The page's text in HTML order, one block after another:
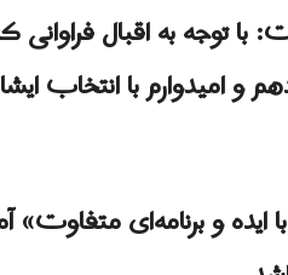
توجه به اقبال فراوانی
امیدوارم با انتخاب
و برنامه‌ای متفاوت»